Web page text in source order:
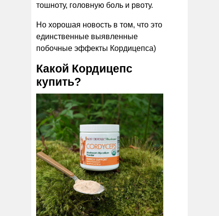
тошноту, головную боль и рвоту.
Но хорошая новость в том, что это
единственные выявленные
побочные эффекты Кордицепса)
Какой Кордицепс
купить?